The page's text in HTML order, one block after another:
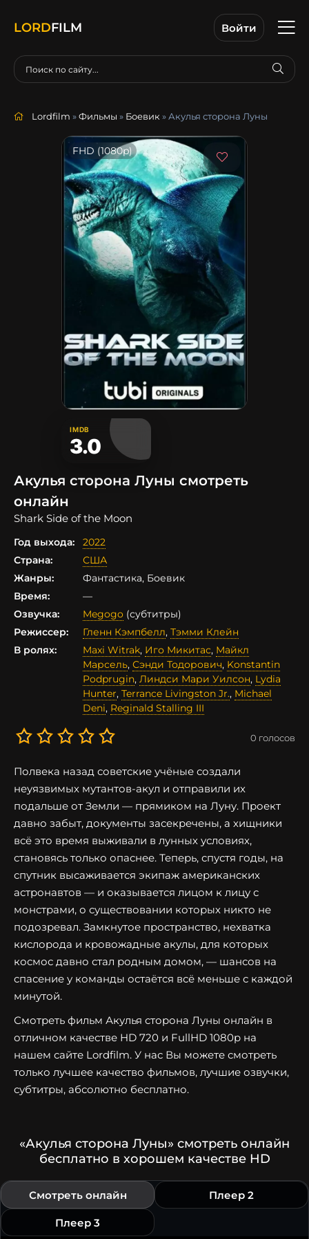
LORDFILM Войти
Lordfilm »Фильмы » Боевик » Акулья сторона Луны
FHD (1080p)
IMDB
3.0
Акулья сторона Луны смотреть
онлайн
Shark Side of the Moon
Год выхода:
2022
Страна:
США
Жанры:
Фантастика, Боевик
Время:
—
Озвучка:
Megogo (субтитры)
Режиссер:
Гленн Кэмпбелл, Тэмми Клейн
В ролях:
Maxi Witrak, Иго Микитас, Майкл
Марсель, Сэнди Тодорович, Konstantin
Podprugin, Линдси Мари Уилсон, Lydia
Hunter, Terrance Livingston Jr., Michael
Deni, Reginald Stalling III
0 голосов
Полвека назад советские учёные создали
неуязвимых мутантов-акул и отправили их
подальше от Земли — прямиком на Луну. Проект
давно забыт, документы засекречены, а хищники
всё это время выживали в лунных условиях,
становясь только опаснее. Теперь, спустя годы, на
спутник высаживается экипаж американских
астронавтов — и оказывается лицом к лицу с
монстрами, о существовании которых никто не
подозревал. Замкнутое пространство, нехватка
кислорода и кровожадные акулы, для которых
космос давно стал родным домом, — шансов на
спасение у команды остаётся всё меньше с каждой
минутой.
Смотреть фильм Акулья сторона Луны онлайн в
отличном качестве HD 720 и FullHD 1080p на
нашем сайте Lordfilm. У нас Вы можете смотреть
только лучшее качество фильмов, лучшие озвучки,
субтитры, абсолютно бесплатно.
«Акулья сторона Луны» смотреть онлайн
бесплатно в хорошем качестве HD
Смотреть онлайн Плеер 2
Плеер 3